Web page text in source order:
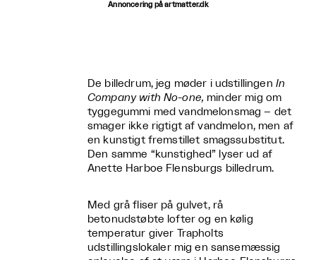
Annoncering på artmatter.dk
De billedrum, jeg møder i udstillingen In
Company with No-one, minder mig om
tyggegummi med vandmelonsmag – det
smager ikke rigtigt af vandmelon, men af
en kunstigt fremstillet smagssubstitut.
Den samme “kunstighed” lyser ud af
Anette Harboe Flensburgs billedrum.
Med grå fliser på gulvet, rå
betonudstøbte lofter og en kølig
temperatur giver Trapholts
udstillingslokaler mig en sansemæssig